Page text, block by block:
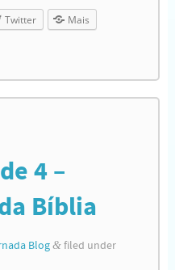
Twitter Mais
4 –
Bíblia
Blog &filed under